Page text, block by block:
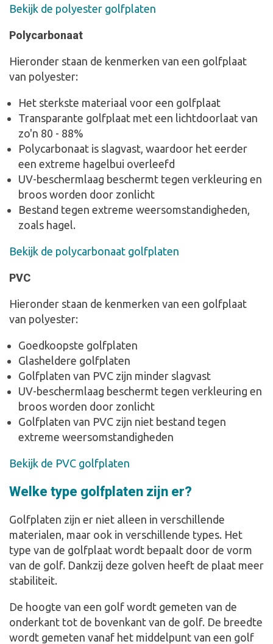
Bekijk de polyester golfplaten
Polycarbonaat
Hieronder staan de kenmerken van een golfplaat
van polyester:
Het sterkste materiaal voor een golfplaat
Transparante golfplaat met een lichtdoorlaat van
zo'n 80 - 88%
Polycarbonaat is slagvast, waardoor het eerder
een extreme hagelbui overleefd
UV-beschermlaag beschermt tegen verkleuring en
broos worden door zonlicht
Bestand tegen extreme weersomstandigheden,
zoals hagel.
Bekijk de polycarbonaat golfplaten
PVC
Hieronder staan de kenmerken van een golfplaat
van polyester:
Goedkoopste golfplaten
Glasheldere golfplaten
Golfplaten van PVC zijn minder slagvast
UV-beschermlaag beschermt tegen verkleuring en
broos worden door zonlicht
Golfplaten van PVC zijn niet bestand tegen
extreme weersomstandigheden
Bekijk de PVC golfplaten
Welke type golfplaten zijn er?
Golfplaten zijn er niet alleen in verschillende
materialen, maar ook in verschillende types. Het
type van de golfplaat wordt bepaalt door de vorm
van de golf. Dankzij deze golven heeft de plaat meer
stabiliteit.
De hoogte van een golf wordt gemeten van de
onderkant tot de bovenkant van de golf. De breedte
wordt gemeten vanaf het middelpunt van een golf